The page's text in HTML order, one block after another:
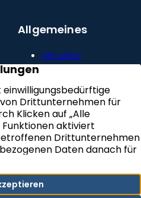
Allgemeines
Aktuelles
Impressum
Datenschutz
Erklärung zur
Barrierefreiheit